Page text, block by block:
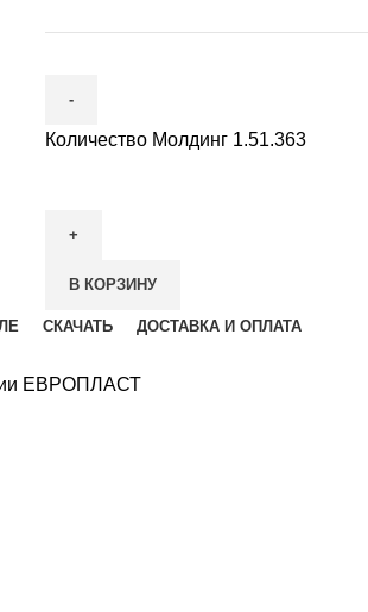
Количество Молдинг 1.51.363
В КОРЗИНУ
СКАЧАТЬ ДОСТАВКА И ОПЛАТА
ЕВРОПЛАСТ